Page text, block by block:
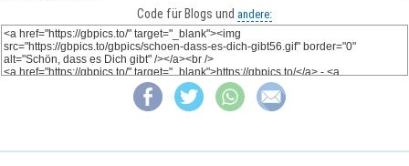
Code für Blogs und andere: